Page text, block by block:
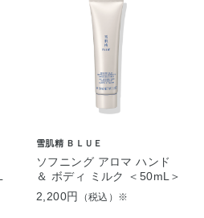
雪肌精 ＢＬＵＥ
ソフニング アロマ ハンド
＆ ボディ ミルク ＜50mL＞
2,200円
（税込）※